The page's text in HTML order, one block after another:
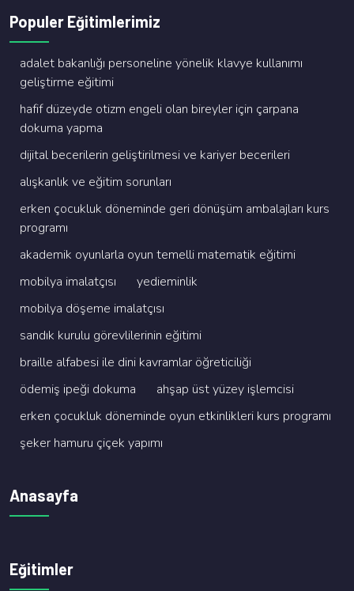
Populer Eğitimlerimiz
adalet bakanliği personeli̇ne yöneli̇k klavye kullanimi
geli̇şti̇rme eği̇ti̇mi̇
hafi̇f düzeyde oti̇zm engeli̇ olan bi̇reyler i̇çi̇n çarpana
dokuma yapma
di̇ji̇tal beceri̇leri̇n geli̇şti̇ri̇lmesi̇ ve kari̇yer beceri̇leri̇
alişkanlik ve eği̇ti̇m sorunlari
erken çocukluk dönemi̇nde geri̇ dönüşüm ambalajlari kurs
programi
akademi̇k oyunlarla oyun temelli̇ matemati̇k eği̇ti̇mi̇
mobi̇lya i̇malatçisi
yedi̇emi̇nli̇k
mobi̇lya döşeme i̇malatçisi
sandik kurulu görevli̇leri̇ni̇n eği̇ti̇mi̇
brai̇lle alfabesi̇ i̇le di̇ni̇ kavramlar öğreti̇ci̇li̇ği̇
ödemi̇ş i̇peği̇ dokuma
ahşap üst yüzey i̇şlemci̇si̇
erken çocukluk dönemi̇nde oyun etki̇nli̇kleri̇ kurs programi
şeker hamuru çi̇çek yapimi
Anasayfa
Eğitimler